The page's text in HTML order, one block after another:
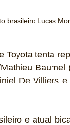
brasileiro Lucas
Toyota tenta
Baumel
De Villiers
e atual